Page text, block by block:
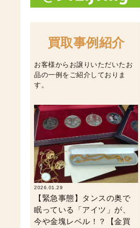
買取事例紹介
お客様からお譲りいただいたお
品の一例をご紹介しておりま
す。
2026.01.29
【緊急事態】タンスの奥で
眠っている「アイツ」が、
今や金塊レベル！？【金買